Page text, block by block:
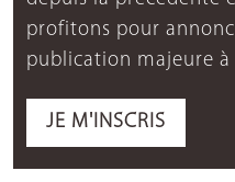
profitons pour
publication majeure
JE M'INSCRIS